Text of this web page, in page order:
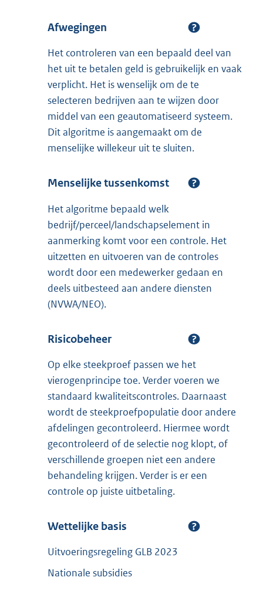
Afwegingen
Het controleren van een bepaald deel van
het uit te betalen geld is gebruikelijk en vaak
verplicht. Het is wenselijk om de te
selecteren bedrijven aan te wijzen door
middel van een geautomatiseerd systeem.
Dit algoritme is aangemaakt om de
menselijke willekeur uit te sluiten.
Menselijke tussenkomst
Het algoritme bepaald welk
bedrijf/perceel/landschapselement in
aanmerking komt voor een controle. Het
uitzetten en uitvoeren van de controles
wordt door een medewerker gedaan en
deels uitbesteed aan andere diensten
(NVWA/NEO).
Risicobeheer
Op elke steekproef passen we het
vierogenprincipe toe. Verder voeren we
standaard kwaliteitscontroles. Daarnaast
wordt de steekproefpopulatie door andere
afdelingen gecontroleerd. Hiermee wordt
gecontroleerd of de selectie nog klopt, of
verschillende groepen niet een andere
behandeling krijgen. Verder is er een
controle op juiste uitbetaling.
Wettelijke basis
Uitvoeringsregeling GLB 2023
Nationale subsidies